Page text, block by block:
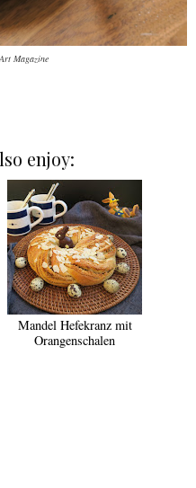
Magazine
enjoy:
Mandel Hefekranz mit
Orangenschalen